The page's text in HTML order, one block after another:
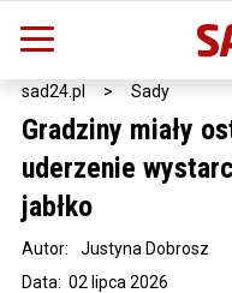
sad24.pl > Sady
Gradziny miały
uderzenie
jabłko
Data: 02 lipca 2026
Autor: Justyna Dobrosz